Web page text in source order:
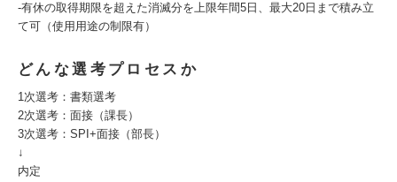
-有休の取得期限を超えた消滅分を上限年間5日、最大20日まで積み立
て可（使用用途の制限有）
どんな選考プロセスか
1次選考：書類選考
2次選考：面接（課長）
3次選考：SPI+面接（部長）
↓
内定